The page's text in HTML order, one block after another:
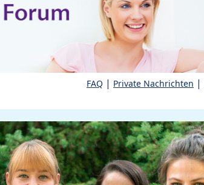
FAQ | Private Nachrichten |